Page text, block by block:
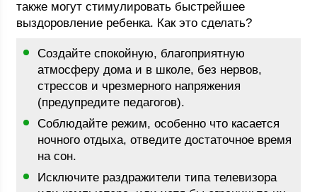
также могут стимулировать быстрейшее
выздоровление ребенка. Как это сделать?
Создайте спокойную, благоприятную
атмосферу дома и в школе, без нервов,
стрессов и чрезмерного напряжения
(предупредите педагогов).
Соблюдайте режим, особенно что касается
ночного отдыха, отведите достаточное время
на сон.
Исключите раздражители типа телевизора